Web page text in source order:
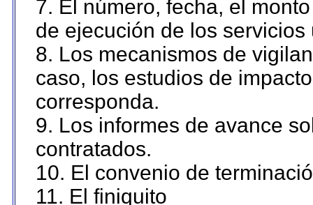
7. El número, fecha, el
de ejecución de los servicios
8. Los mecanismos de
caso, los estudios de
corresponda.
9. Los informes de avance
contratados.
10. El convenio de
11. El finiquito